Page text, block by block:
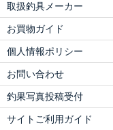
取扱釣具メーカー
お買物ガイド
個人情報ポリシー
お問い合わせ
釣果写真投稿受付
サイトご利用ガイド